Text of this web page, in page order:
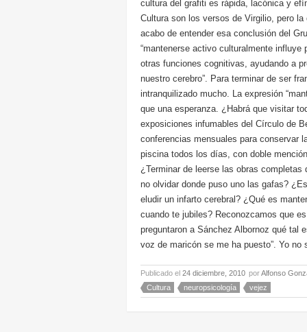
cultura del grafiti es rápida, lacónica y
Cultura son los versos de Virgilio, pero
acabo de entender esa conclusión del
“mantenerse activo culturalmente
otras funciones cognitivas, ayudando a
nuestro cerebro”. Para terminar de ser
intranquilizado mucho. La expresión
que una esperanza. ¿Habrá que visitar
exposiciones infumables del Círculo de
conferencias mensuales para conservar
piscina todos los días, con doble
¿Terminar de leerse las obras
no olvidar donde puso uno las gafas?
eludir un infarto cerebral? ¿Qué es
cuando te jubiles? Reconozcamos que
preguntaron a Sánchez Albornoz qué tal
voz de maricón se me ha puesto”. Yo no
Publicado el 24 diciembre, 2010 porAlfonso
Cultura
neuropsicología vejez